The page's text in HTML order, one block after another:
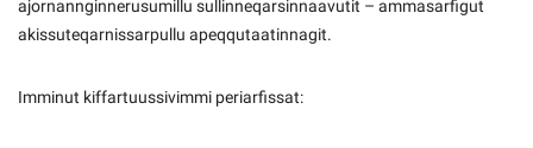
ajornannginnerusumillu sullinneqarsinnaavutit – ammasarfigut
akissuteqarnissarpullu apeqqutaatinnagit.
Imminut kiffartuussivimmi periarfissat: